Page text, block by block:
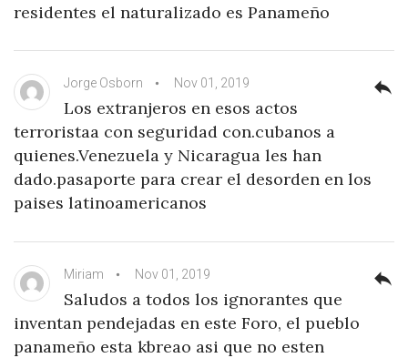
residentes el naturalizado es Panameño
Jorge Osborn Nov 01, 2019
Los extranjeros en esos actos
terroristaa con seguridad con.cubanos a
quienes.Venezuela y Nicaragua les han
dado.pasaporte para crear el desorden en los
paises latinoamericanos
reply
Miriam Nov 01, 2019
Saludos a todos los ignorantes que
inventan pendejadas en este Foro, el pueblo
panameño esta kbreao asi que no esten
reply